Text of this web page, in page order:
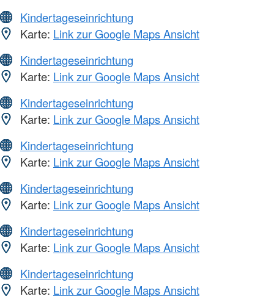
Kindertageseinrichtung
Karte: Link zur Google Maps Ansicht
Kindertageseinrichtung
Karte: Link zur Google Maps Ansicht
Kindertageseinrichtung
Karte: Link zur Google Maps Ansicht
Kindertageseinrichtung
Karte: Link zur Google Maps Ansicht
Kindertageseinrichtung
Karte: Link zur Google Maps Ansicht
Kindertageseinrichtung
Karte: Link zur Google Maps Ansicht
Kindertageseinrichtung
Karte: Link zur Google Maps Ansicht